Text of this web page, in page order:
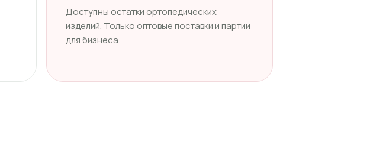
Доступны остатки ортопедических
изделий. Только оптовые поставки и партии
для бизнеса.